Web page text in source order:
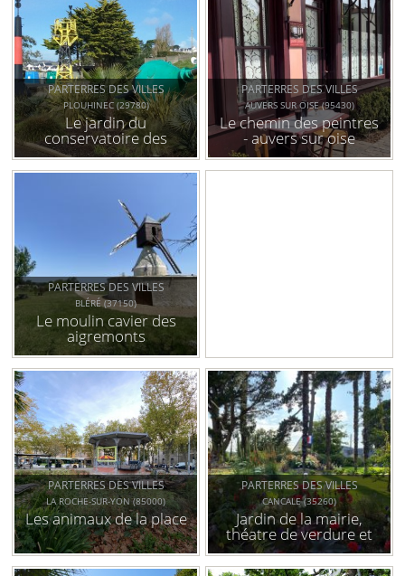
PARTERRES DES VILLES
PLOUHINEC (29780)
Le jardin du
conservatoire des
bouées et balises
marines
PARTERRES DES VILLES
AUVERS SUR OISE (95430)
Le chemin des peintres
- auvers sur oise
PARTERRES DES VILLES
BLÉRÉ (37150)
Le moulin cavier des
aigremonts
PARTERRES DES VILLES
LA ROCHE-SUR-YON (85000)
Les animaux de la place
PARTERRES DES VILLES
CANCALE (35260)
Jardin de la mairie,
théatre de verdure et
exposition de nichoirs
au port de la houle